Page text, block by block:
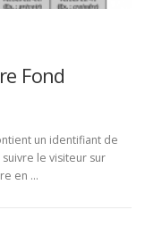
Fond
un identifiant de
le visiteur sur
en …